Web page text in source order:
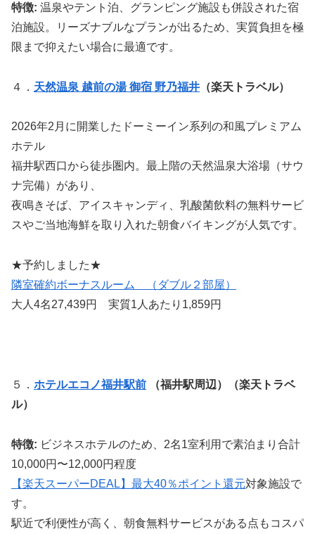
特徴: 温泉やテント泊、グランピング施設も併設された宿
泊施設。リーズナブルなプランが出るため、実質負担を極
限まで抑えたい場合に最適です。
４． 天然温泉 越前の湯 御宿 野乃福井 （楽天トラベル）
2026年2月に開業したドーミーイン系列の和風プレミアム
ホテル
福井駅西口から徒歩圏内。最上階の天然温泉大浴場（サウ
ナ完備）があり、
夜鳴きそば、アイスキャンディ、乳酸菌飲料の無料サービ
スやご当地海鮮を取り入れた朝食バイキングが人気です。
★予約しました★
隣室確約ボーナスルーム （ダブル２部屋）
大人4名27,439円 実質1人あたり1,859円
５． ホテルエコノ福井駅前 （福井駅周辺）（楽天トラベ
ル）
特徴: ビジネスホテルのため、2名1室利用で素泊まり合計
10,000円〜12,000円程度
【楽天スーパーDEAL】最大40％ポイント還元対象施設で
す。
駅近で利便性が高く、朝食無料サービスがある点もコスパ